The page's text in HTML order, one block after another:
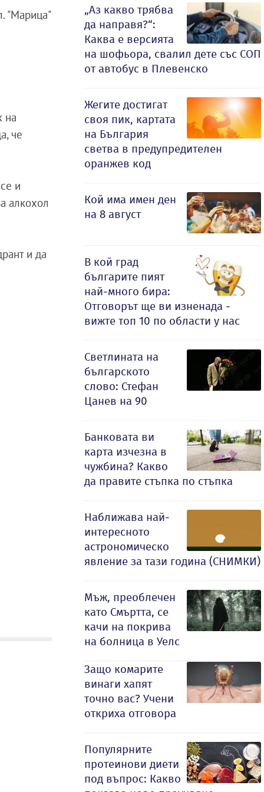
"Марица"
на
че
и
алкохол
и да
„Аз какво трябва
да направя?“:
Каква е версията
на шофьора, свалил дете със СОП
от автобус в Плевенско
Жегите достигат
своя пик, картата
на България
светва в предупредителен
оранжев код
Кой има имен ден
на 8 август
В кой град
българите пият
най-много бира:
Отговорът ще ви изненада -
вижте топ 10 по области у нас
Светлината на
българското
слово: Стефан
Цанев на 90
Банковата ви
карта изчезна в
чужбина? Какво
да правите стъпка по стъпка
Наближава най-
интересното
астрономическо
явление за тази година (СНИМКИ)
Мъж, преоблечен
като Смъртта, се
качи на покрива
на болница в Уелс
Защо комарите
винаги хапят
точно вас? Учени
откриха отговора
Популярните
протеинови диети
под въпрос: Какво